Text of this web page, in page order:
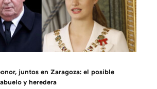
juntos en Zaragoza: el posible
y heredera